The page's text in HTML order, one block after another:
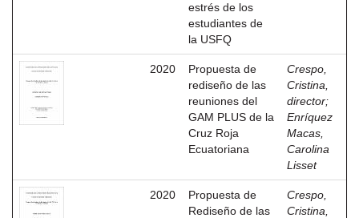
estrés de los
estudiantes de
la USFQ
2020
Propuesta de
rediseño de las
reuniones del
GAM PLUS de la
Cruz Roja
Ecuatoriana
Crespo,
Cristina,
director;
Enríquez
Macas,
Carolina
Lisset
2020
Propuesta de
Rediseño de las
Crespo,
Cristina,